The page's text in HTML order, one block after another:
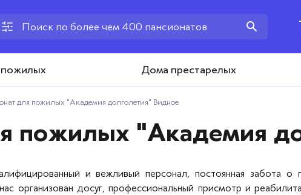
Дома престарелых
для пожилых "Академия долголетия" Видное
пожилых "Академия
и вежливый персонал, постоянная забота
организован досуг, профессиональный присмотр и